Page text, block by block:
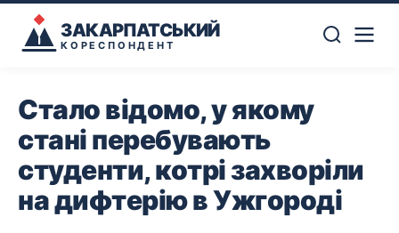
ЗАКАРПАТСЬКИЙ
КОРЕСПОНДЕНТ
Стало відомо, у якому
стані перебувають
студенти, котрі захворіли
на дифтерію в Ужгороді